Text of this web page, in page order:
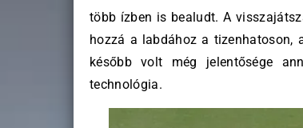
több ízben is bealudt. A
hozzá a labdához a tizenhatoson,
később volt még jelentősége
technológia.